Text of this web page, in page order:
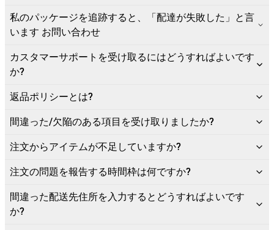
私のパッケージを追跡すると、「配達が失敗した」と言
います お問い合わせ
カスタマーサポートを受け取るにはどうすればよいです
か?
返品ポリシーとは?
間違った/欠陥のある項目を受け取りましたか?
注文からアイテムが不足していますか?
注文の問題を報告する時間枠は何ですか?
間違った配送先住所を入力するとどうすればよいです
か?